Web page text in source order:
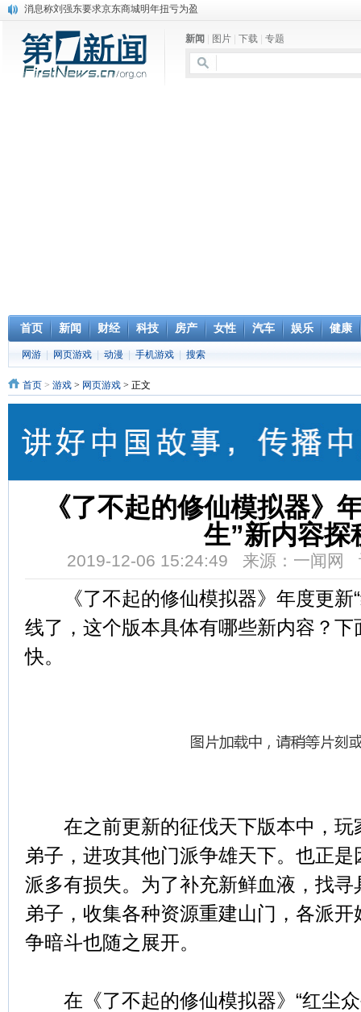
消息称刘强东要求京东商城明年扭亏为盈
煤价"跳水"电企利润"蹦高" 电煤联动亟待完善
苹果公司自建太阳能电厂为数据中心供电
吃饭、睡觉、黑人人？
新闻 图片 下载 专题
首页 新闻 财经 科技 房产 女性 汽车 娱乐 健康
网游 网页游戏 动漫 手机游戏 搜索
首页 > 游戏 > 网页游戏 > 正文
《了不起的修仙模拟器》
生”新内容探
2019-12-06 15:24:49 来源：一闻网
《了不起的修仙模拟器》年度更新“
线了，这个版本具体有哪些新内容？
快。
在之前更新的征伐天下版本中，玩
弟子，进攻其他门派争雄天下。也正
派多有损失。为了补充新鲜血液，找
弟子，收集各种资源重建山门，各派
争暗斗也随之展开。
在《了不起的修仙模拟器》“红尘众